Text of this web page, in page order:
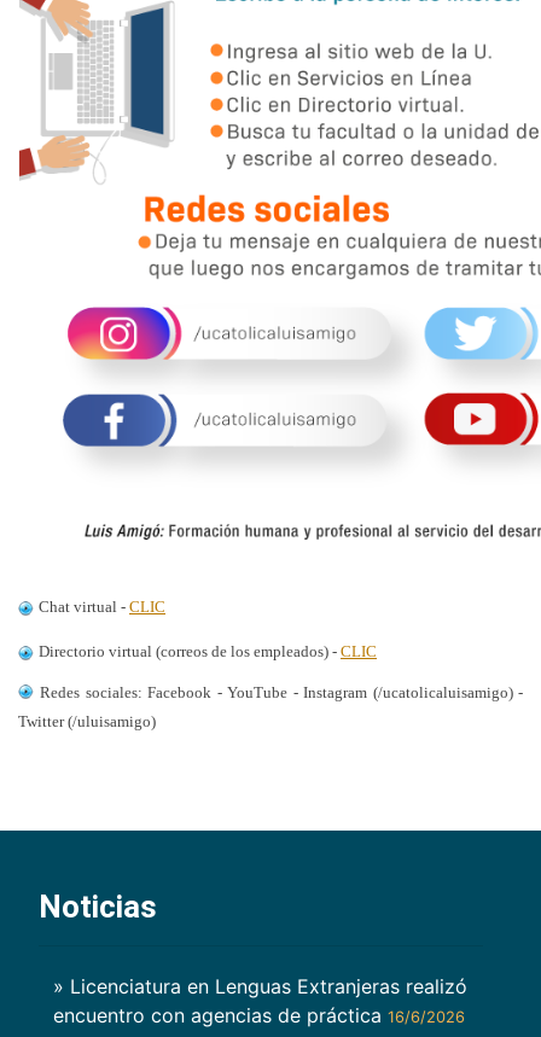
Chat virtual - CLIC
Directorio virtual (correos de los empleados) - CLIC
Redes sociales: Facebook - YouTube - Instagram (/ucatolicaluisamigo) -
Twitter (/uluisamigo)
Noticias
» Licenciatura en Lenguas Extranjeras realizó
encuentro con agencias de práctica 16/6/2026